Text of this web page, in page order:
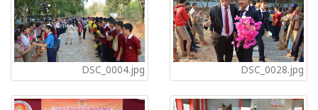
DSC_0004.jpg DSC_0028.jpg